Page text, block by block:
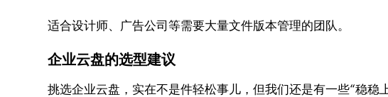
适合设计师、广告公司等需要大量文件版本管理的团队。
企业云盘的选型建议
挑选企业云盘，实在不是件轻松事儿，但我们还是有一些“稳